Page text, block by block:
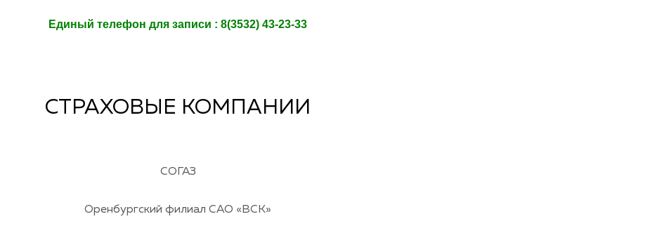
Eдиный телефон для записи : 8(3532) 43-23-33
СТРАХОВЫЕ КОМПАНИИ
СОГАЗ
Оренбургский филиал САО «ВСК»